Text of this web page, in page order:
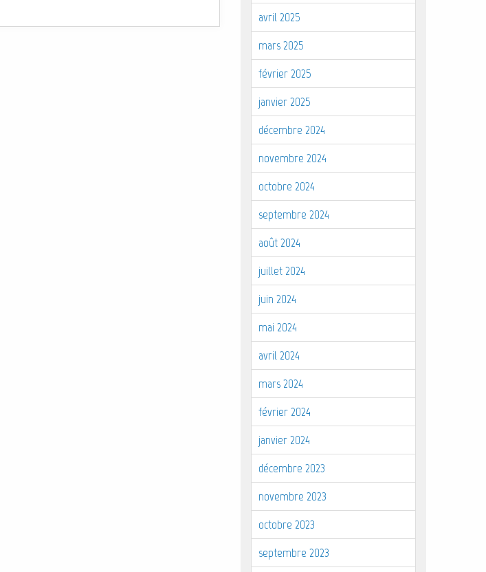
avril 2025
mars 2025
février 2025
janvier 2025
décembre 2024
novembre 2024
octobre 2024
septembre 2024
août 2024
juillet 2024
juin 2024
mai 2024
avril 2024
mars 2024
février 2024
janvier 2024
décembre 2023
novembre 2023
octobre 2023
septembre 2023